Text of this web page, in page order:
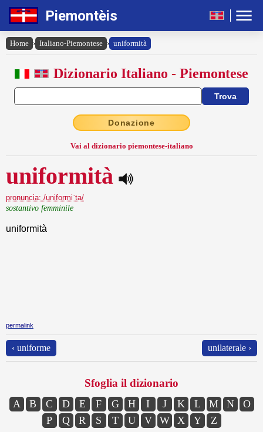
Piemontèis
Home › Italiano-Piemontese › uniformità
Dizionario Italiano - Piemontese
Donazione
Vai al dizionario piemontese-italiano
uniformità
pronuncia: /uniformiˈta/
sostantivo femminile
uniformità
permalink
‹ uniforme unilaterale ›
Sfoglia il dizionario
A B C D E F G H I J K L M N
O
P
Q R S T U V W X Y Z